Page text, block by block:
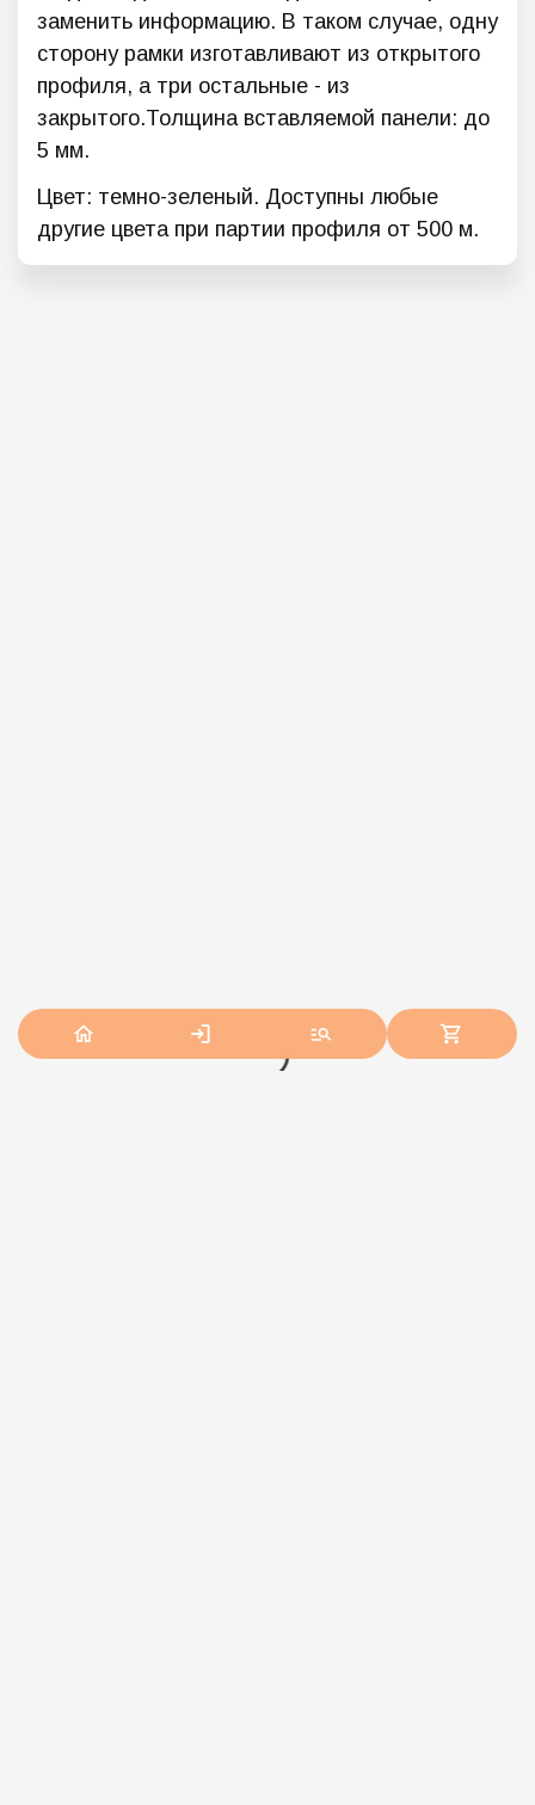
заменить информацию. В таком случае, одну
сторону рамки изготавливают из открытого
профиля, а три остальные - из
закрытого.Толщина вставляемой панели: до
5 мм.
Цвет: темно-зеленый. Доступны любые
другие цвета при партии профиля от 500 м.